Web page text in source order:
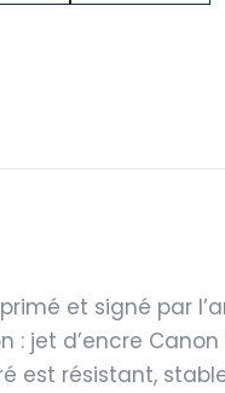
et signé par
: jet d’encre
est résistant,